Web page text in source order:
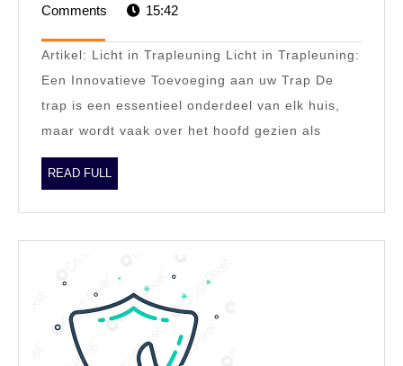
Licht
in
de
februari
Comments
15:42
Artikel: Licht in Trapleuning Licht in Trapleuning:
Een Innovatieve Toevoeging aan uw Trap De
trap is een essentieel onderdeel van elk huis,
maar wordt vaak over het hoofd gezien als
READ FULL
FULL